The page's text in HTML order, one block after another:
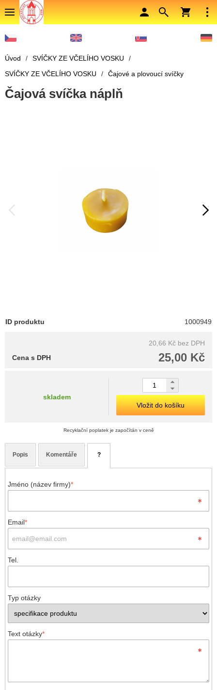
Úvod / SVÍČKY ZE VČELÍHO VOSKU
/
SVÍČKY ZE VČELÍHO VOSKU
/ Čajové a plovoucí svíčky
Čajová svíčka náplň
ID produktu 1000949
20,66 Kč bez DPH
25,00 Kč
Cena s DPH
skladem
Vložit do košíku
Recyklační poplatek je započítán v ceně
Popis Komentáře ?
Jméno (název firmy)*
Email*
Tel.
Typ otázky
Text otázky*